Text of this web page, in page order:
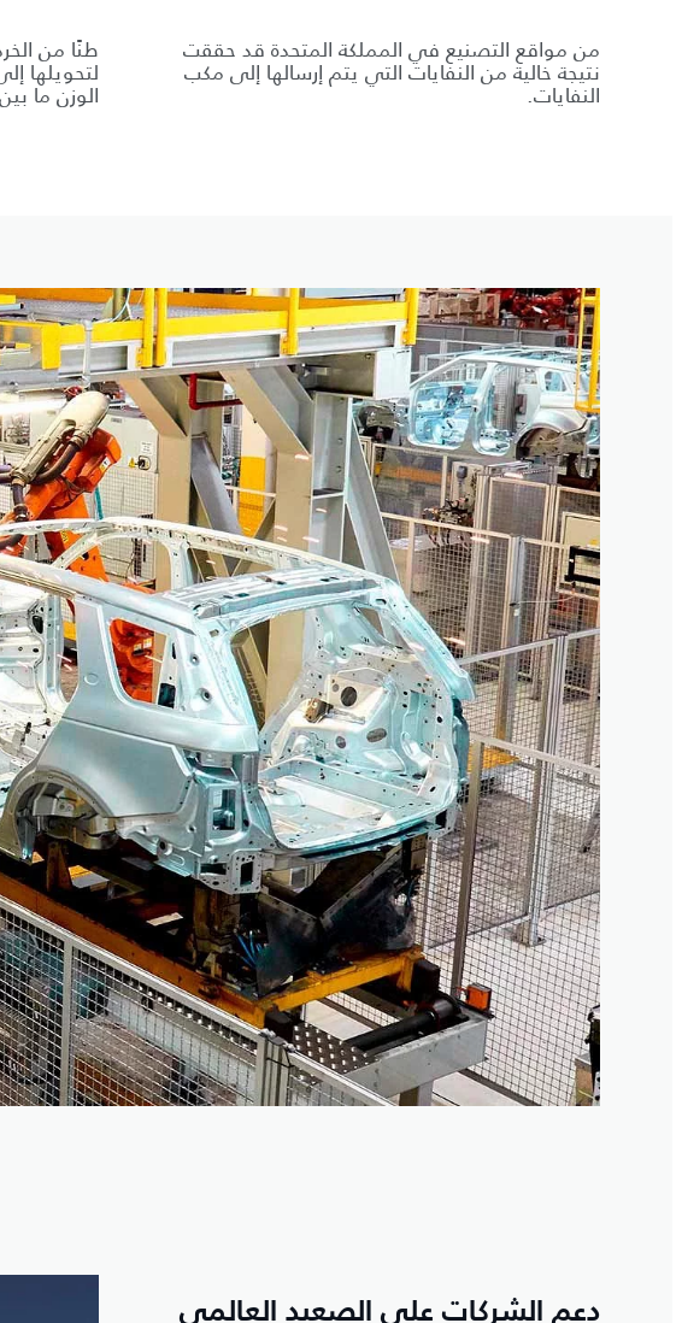
من مواقع التصنيع في المملكة المتحدة قد حققت
نتيجة خالية من النفايات التي يتم إرسالها إلى مكب
النفايات.
طنًا من
لتحويلها
الوزن ما بين
دعم الشركات على الصعيد العالمي